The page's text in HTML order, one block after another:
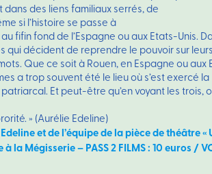
dans des liens familiaux serrés, de
si l’histoire se passe à
fifin fond de l’Espagne ou aux Etats-Unis.
qui décident de reprendre le pouvoir sur leurs
Que ce soit à Rouen, en Espagne ou aux
a trop souvent été le lieu où s’est exercé la
Et peut-être qu’en voyant les trois,
» (Aurélie Edeline)
et de l’équipe de la pièce de théâtre «
la Mégisserie – PASS 2 FILMS : 10 euros /